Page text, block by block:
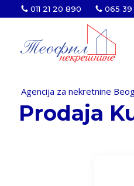
011 21 20 890 065
Agencija za nekretnine
Prodaja